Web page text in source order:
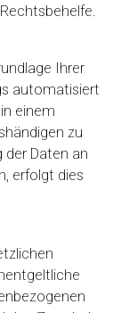
Ihrer
automatisiert
einem
zu
der Daten an
erfolgt dies